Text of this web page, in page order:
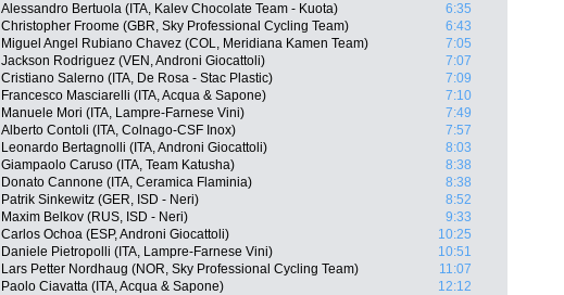
Alessandro Bertuola (ITA, Kalev Chocolate Team - Kuota)
6:35
Christopher Froome (GBR, Sky Professional Cycling Team)
6:43
Miguel Angel Rubiano Chavez (COL, Meridiana Kamen Team)
7:05
Jackson Rodriguez (VEN, Androni Giocattoli)
7:07
Cristiano Salerno (ITA, De Rosa - Stac Plastic)
7:09
Francesco Masciarelli (ITA, Acqua & Sapone)
7:10
Manuele Mori (ITA, Lampre-Farnese Vini)
7:49
Alberto Contoli (ITA, Colnago-CSF Inox)
7:57
Leonardo Bertagnolli (ITA, Androni Giocattoli)
8:03
Giampaolo Caruso (ITA, Team Katusha)
8:38
Donato Cannone (ITA, Ceramica Flaminia)
8:38
Patrik Sinkewitz (GER, ISD - Neri)
8:52
Maxim Belkov (RUS, ISD - Neri)
9:33
Carlos Ochoa (ESP, Androni Giocattoli)
10:25
Daniele Pietropolli (ITA, Lampre-Farnese Vini)
10:51
Lars Petter Nordhaug (NOR, Sky Professional Cycling Team)
11:07
Paolo Ciavatta (ITA, Acqua & Sapone)
12:12